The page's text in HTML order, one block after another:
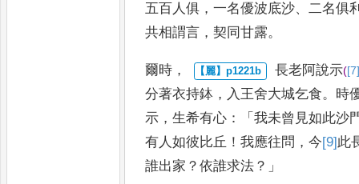
五百人俱 ，一名優波底沙、二名俱
共相謂言 ，契同甘露。
爾時 ， 長老阿說示(
分著衣持鉢 ， 入王舍大城乞食。 時
示 ，生希有心 ：「我未曾見如此沙
有人如彼比丘 ！我應往問 ，今[9] 此
誰出家 ？依誰求法 ？」